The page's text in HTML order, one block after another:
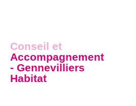
Conseil et
Accompagnement
- Gennevilliers
Habitat